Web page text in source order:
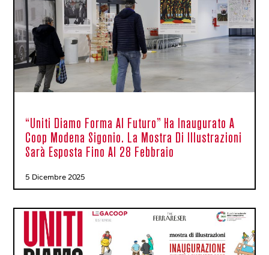
“Uniti Diamo Forma Al Futuro” Ha Inaugurato A
Coop Modena Sigonio. La Mostra Di Illustrazioni
Sarà Esposta Fino Al 28 Febbraio
5 Dicembre 2025